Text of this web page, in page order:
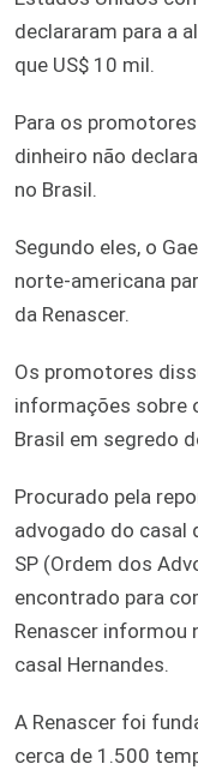
declararam para a
que US$ 10 mil.
Para os
dinheiro não
no Brasil.
Segundo eles, o
norte-americana
da Renascer.
Os promotores
informações sobre
Brasil em segredo
Procurado pela
advogado do casal
SP (Ordem dos
encontrado para
Renascer informou
casal Hernandes.
A Renascer foi
cerca de 1.500